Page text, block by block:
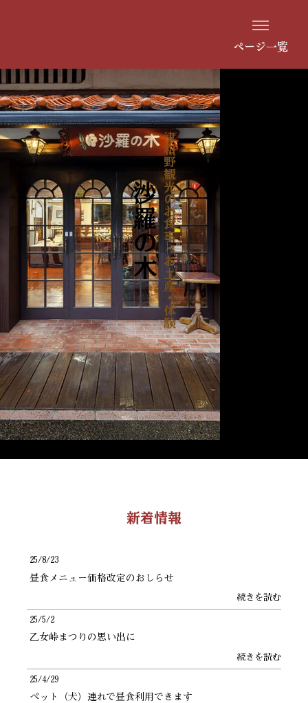
ページ一覧
津和野観光のお食事・お土産・体験
​沙羅の木
新着情報
25/8/23
昼食メニュー価格改定のおしらせ
続きを読む
25/5/2
乙女峠まつりの思い出に
続きを読む
25/4/29
ペット（犬）連れで昼食利用できます